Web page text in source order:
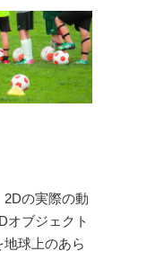
の実際の動
オブジェクト
球上のあら